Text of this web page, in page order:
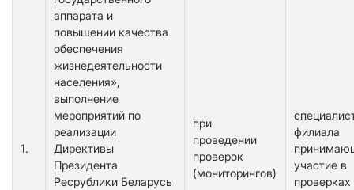
1.
аппарата и
повышении качества
обеспечения
жизнедеятельности
населения»,
выполнение
мероприятий по
реализации
Директивы
Президента
Ресрублики Беларусь
при
проведении
проверок
(мониторингов)
филиала
участие в
проверках